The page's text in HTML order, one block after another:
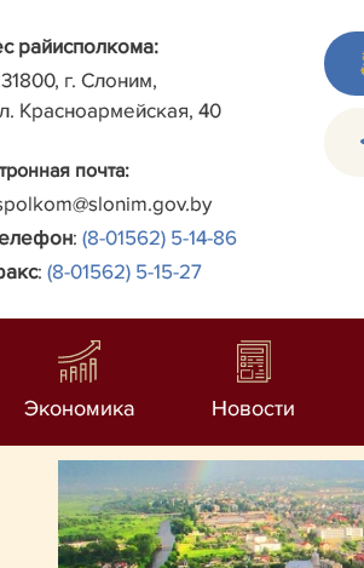
райисполкома:
г. Слоним,
Красноармейская, 40
почта:
: (8-01562) 5-14-86
: (8-01562) 5-15-27
Экономика Новости